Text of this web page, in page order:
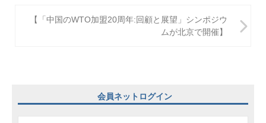
【「中国のWTO加盟20周年:回顧と展望」シンポジウ
ムが北京で開催】
会員ネットログイン